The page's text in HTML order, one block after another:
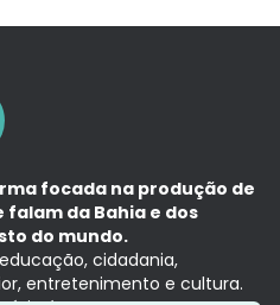
focada na produção de
da Bahia e dos
do mundo.
cidadania,
entretenimento e cultura.